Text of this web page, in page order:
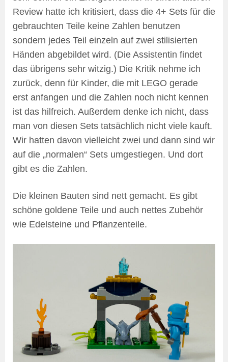
Review hatte ich kritisiert, dass die 4+ Sets für die
gebrauchten Teile keine Zahlen benutzen
sondern jedes Teil einzeln auf zwei stilisierten
Händen abgebildet wird. (Die Assistentin findet
das übrigens sehr witzig.) Die Kritik nehme ich
zurück, denn für Kinder, die mit LEGO gerade
erst anfangen und die Zahlen noch nicht kennen
ist das hilfreich. Außerdem denke ich nicht, dass
man von diesen Sets tatsächlich nicht viele kauft.
Wir hatten davon vielleicht zwei und dann sind wir
auf die „normalen“ Sets umgestiegen. Und dort
gibt es die Zahlen.
Die kleinen Bauten sind nett gemacht. Es gibt
schöne goldene Teile und auch nettes Zubehör
wie Edelsteine und Pflanzenteile.